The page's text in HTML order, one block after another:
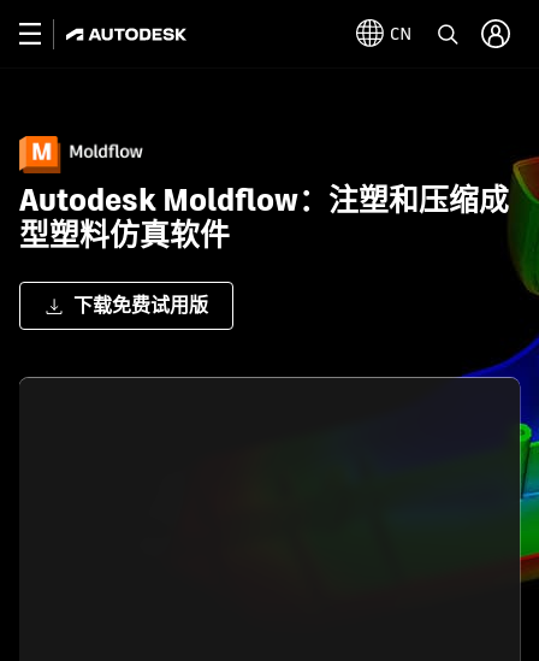
CN
Autodesk Moldflow：注塑和压缩成
型塑料仿真软件
下载免费试用版